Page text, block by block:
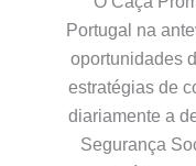
Portugal na
oportunidades
estratégias de
diariamente a
Segurança